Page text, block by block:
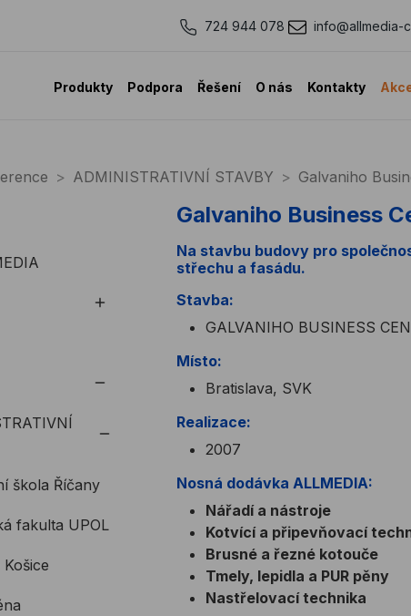
724 944 078 info@allmedia-
Produkty Podpora Řešení O nás Kontakty
ADMINISTRATIVNÍ STAVBY Galvaniho
škola Říčany
fakulta UPOL
Galvaniho Business
Na stavbu budovy pro
střechu a fasádu.
Stavba:
GALVANIHO BUSINESS
Místo:
Bratislava, SVK
Realizace:
2007
Nosná dodávka ALLMEDIA:
Nářadí a nástroje
Kotvící a připevňovací
Brusné a řezné kotouče
Tmely, lepidla a PUR pěny
Nastřelovací technika